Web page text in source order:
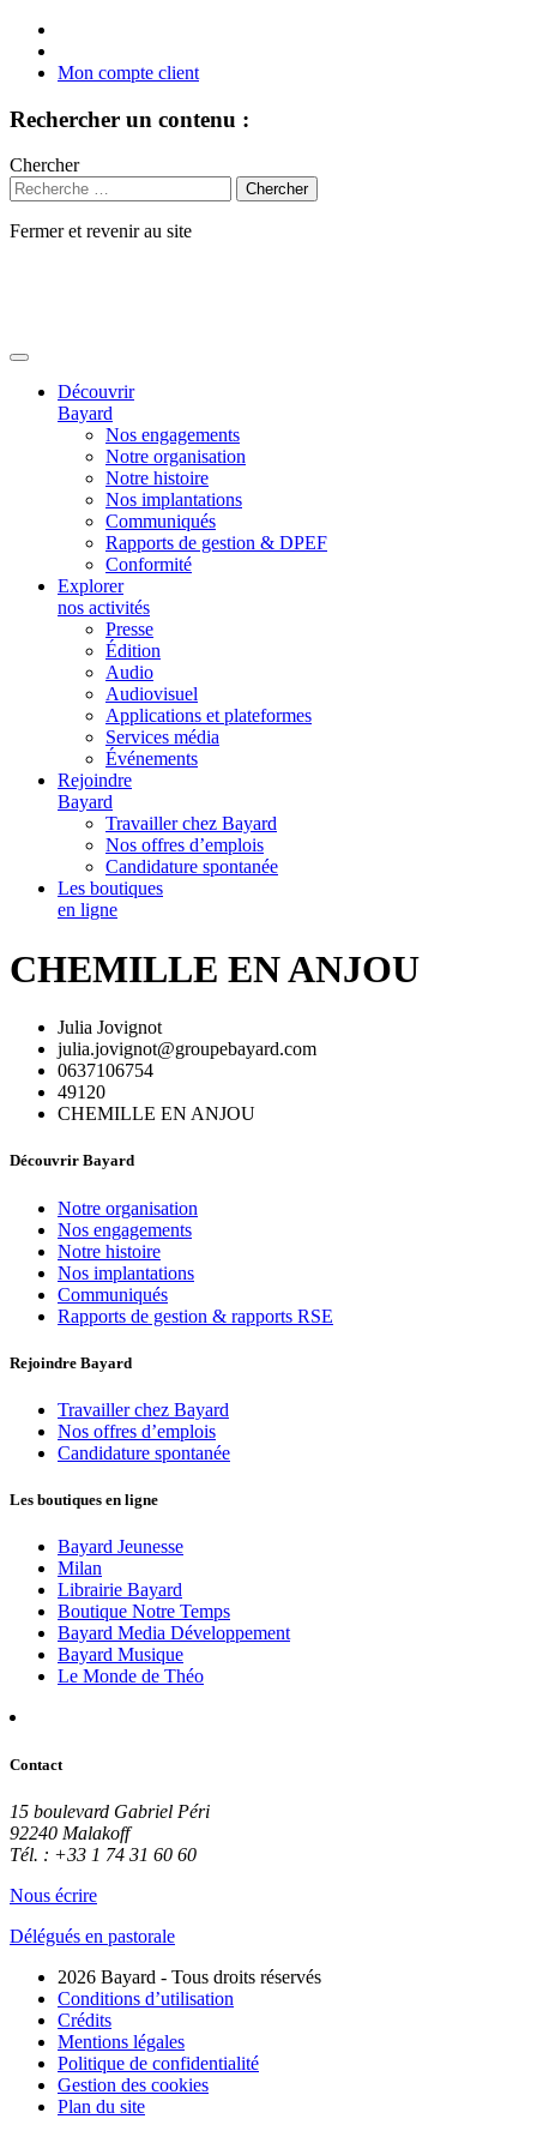
Mon compte client
Rechercher un contenu :
Chercher
Fermer et revenir au site
Découvrir
Bayard
Nos engagements
Notre organisation
Notre histoire
Nos implantations
Communiqués
Rapports de gestion & DPEF
Conformité
Explorer
nos activités
Presse
Édition
Audio
Audiovisuel
Applications et plateformes
Services média
Événements
Rejoindre
Bayard
Travailler chez Bayard
Nos offres d’emplois
Candidature spontanée
Les boutiques
en ligne
CHEMILLE EN ANJOU
Julia Jovignot
julia.jovignot@groupebayard.com
0637106754
49120
CHEMILLE EN ANJOU
Découvrir Bayard
Notre organisation
Nos engagements
Notre histoire
Nos implantations
Communiqués
Rapports de gestion & rapports RSE
Rejoindre Bayard
Travailler chez Bayard
Nos offres d’emplois
Candidature spontanée
Les boutiques en ligne
Bayard Jeunesse
Milan
Librairie Bayard
Boutique Notre Temps
Bayard Media Développement
Bayard Musique
Le Monde de Théo
Contact
15 boulevard Gabriel Péri
92240 Malakoff
Tél. : +33 1 74 31 60 60
Nous écrire
Délégués en pastorale
2026 Bayard - Tous droits réservés
Conditions d’utilisation
Crédits
Mentions légales
Politique de confidentialité
Gestion des cookies
Plan du site